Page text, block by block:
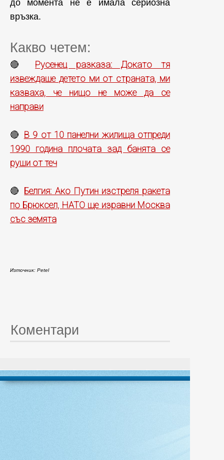
до момента не е имала сериозна
връзка.
Какво четем:
🔴 Русенец разказа: Докато тя
извеждаше детето ми от страната, ми
казваха, че нищо не може да се
направи
🔴 В 9 от 10 панелни жилища отпреди
1990 година плочата зад банята се
руши от теч
🔴 Белгия: Ако Путин изстреля ракета
по Брюксел, НАТО ще изравни Москва
със земята
Източник: Petel
Коментари